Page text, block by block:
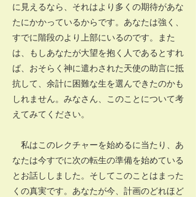
に見えるなら、それはより多くの期待があな
たにかかっているからです。あなたは強く、
すでに階段のより上部にいるのです。また
は、もしあなたが大望を抱く人であるとすれ
ば、おそらく神に遣わされた天使の助言に抵
抗して、余計に困難な生を選んできたのかも
しれません。みなさん、このことについて考
えてみてください。
私はこのレクチャーを始めるに当たり、あ
なたは今すでに次の転生の準備を始めている
とお話ししました。そしてこのことはまった
くの真実です。あなたが今、計画のどれほど